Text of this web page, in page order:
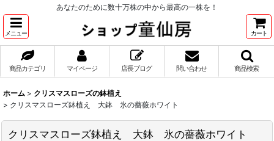
あなたのために数十万株の中から最高の一株を！
メニュー カート
商品カテゴリ マイページ 店長ブログ 問い合わせ 商品検索
ホーム > クリスマスローズの鉢植え
> クリスマスローズ鉢植え 大鉢 氷の薔薇ホワイト
クリスマスローズ鉢植え 大鉢 氷の薔薇ホワイト